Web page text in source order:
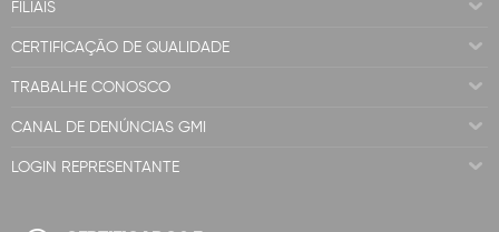
FILIAIS
CERTIFICAÇÃO DE QUALIDADE
TRABALHE CONOSCO
CANAL DE DENÚNCIAS GMI
LOGIN REPRESENTANTE